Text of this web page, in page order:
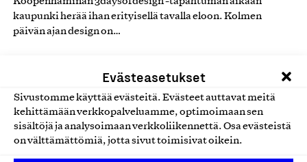
Evästeasetukset
Sivustomme käyttää evästeitä. Evästeet auttavat meitä
kehittämään verkkopalveluamme, optimoimaan sen
sisältöjä ja analysoimaan verkkoliikennettä. Osa evästeistä
on välttämättömiä, jotta sivut toimisivat oikein.
kaupunki herää ihan erityisellä tavalla eloon. Kolmen
päivän ajan design on…
Blogi